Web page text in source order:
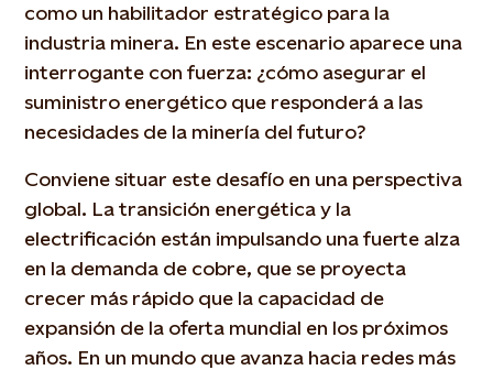
como un habilitador estratégico para la
industria minera. En este escenario aparece una
interrogante con fuerza: ¿cómo asegurar el
suministro energético que responderá a las
necesidades de la minería del futuro?
Conviene situar este desafío en una perspectiva
global. La transición energética y la
electrificación están impulsando una fuerte alza
en la demanda de cobre, que se proyecta
crecer más rápido que la capacidad de
expansión de la oferta mundial en los próximos
años. En un mundo que avanza hacia redes más